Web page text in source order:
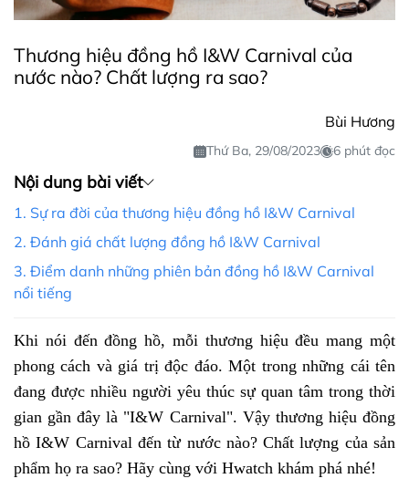
Thương hiệu đồng hồ I&W Carnival của
nước nào? Chất lượng ra sao?
Bùi Hương
Thứ Ba, 29/08/2023 6 phút đọc
Nội dung bài viết
1. Sự ra đời của thương hiệu đồng hồ I&W Carnival
2. Đánh giá chất lượng đồng hồ I&W Carnival
3. Điểm danh những phiên bản đồng hồ I&W Carnival
nổi tiếng
Khi nói đến đồng hồ, mỗi thương hiệu đều mang một
phong cách và giá trị độc đáo. Một trong những cái tên
đang được nhiều người yêu thúc sự quan tâm trong thời
gian gần đây là "I&W Carnival". Vậy thương hiệu đồng
hồ I&W Carnival đến từ nước nào? Chất lượng của sản
phẩm họ ra sao? Hãy cùng với Hwatch khám phá nhé!